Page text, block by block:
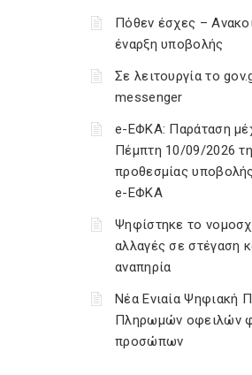
Πόθεν έσχες –
έναρξη υποβολής
Σε λειτουργία το
messenger
e-ΕΦΚΑ: Παράταση
Πέμπτη 10/09/2026
προθεσμίας
e-ΕΦΚΑ
Ψηφίστηκε το
αλλαγές σε στέγαση
αναπηρία
Νέα Ενιαία Ψηφιακή
Πληρωμών οφειλών
προσώπων